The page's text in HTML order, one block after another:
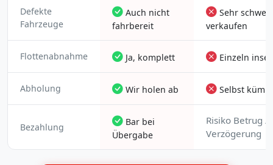
Defekte
Fahrzeuge
Auch nicht
fahrbereit
Sehr schwer
verkaufen
Flottenabnahme Ja, komplett Einzeln
Abholung Wir holen ab Selbst
Bezahlung
Bar bei
Übergabe
Risiko Betrug /
Verzögerung